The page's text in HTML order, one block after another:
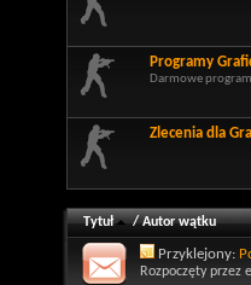
Programy
Darmowe
Zlecenia dla
Tytuł /Autor wątku
Przyklejony:
Rozpoczęty przez